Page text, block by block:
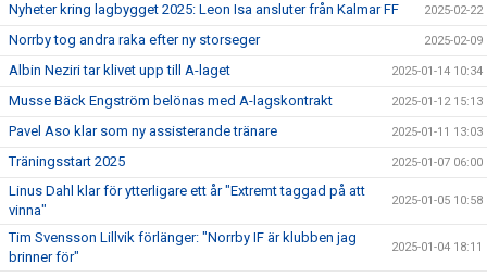
Nyheter kring lagbygget 2025: Leon Isa ansluter från Kalmar FF 2025-02-22
Norrby tog andra raka efter ny storseger 2025-02-09
Albin Neziri tar klivet upp till A-laget 2025-01-14 10:34
Musse Bäck Engström belönas med A-lagskontrakt 2025-01-12 15:13
Pavel Aso klar som ny assisterande tränare 2025-01-11 13:03
Träningsstart 2025 2025-01-07 06:00
Linus Dahl klar för ytterligare ett år "Extremt taggad på att
vinna"
2025-01-05 10:58
Tim Svensson Lillvik förlänger: "Norrby IF är klubben jag
brinner för"
2025-01-04 18:11